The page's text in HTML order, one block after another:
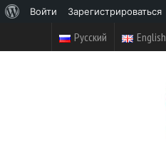
Русский English
WordPress
Войти Зарегистрироваться